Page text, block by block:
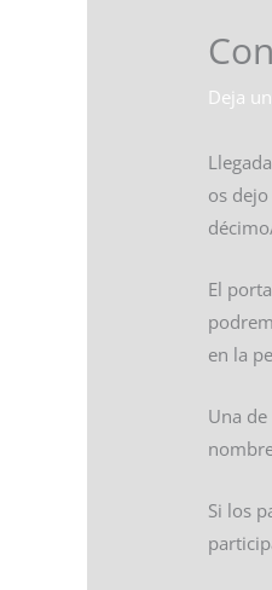
Deja
os
El
en la
Una
Si los